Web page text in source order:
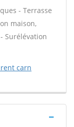
- Terrasse
maison,
Surélévation
carn